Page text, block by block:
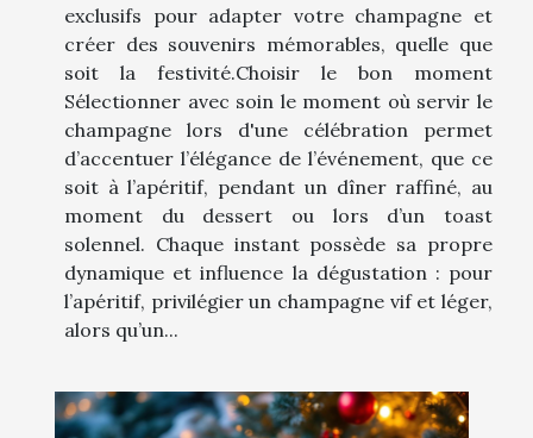
exclusifs pour adapter votre champagne et
créer des souvenirs mémorables, quelle que
soit la festivité.Choisir le bon moment
Sélectionner avec soin le moment où servir le
champagne lors d'une célébration permet
d’accentuer l’élégance de l’événement, que ce
soit à l’apéritif, pendant un dîner raffiné, au
moment du dessert ou lors d’un toast
solennel. Chaque instant possède sa propre
dynamique et influence la dégustation : pour
l’apéritif, privilégier un champagne vif et léger,
alors qu’un...